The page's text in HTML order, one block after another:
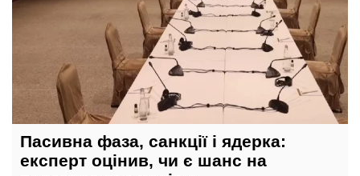
Пасивна фаза, санкції і ядерка:
експерт оцінив, чи є шанс на